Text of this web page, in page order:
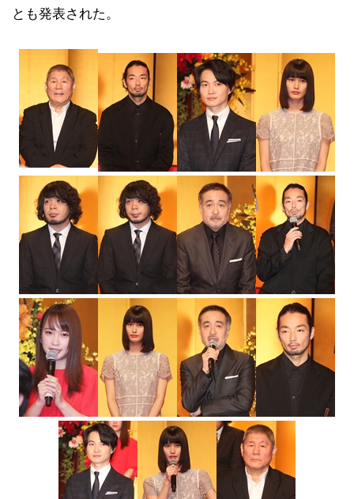
とも発表された。